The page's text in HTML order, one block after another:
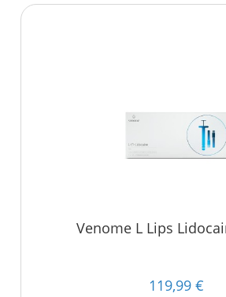
Venome L Lips
119,99 €